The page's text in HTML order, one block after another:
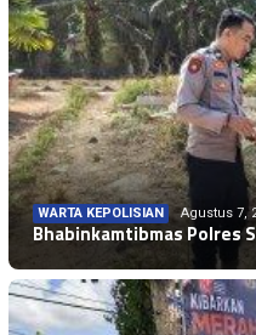
WARTA KEPOLISIAN Agustus 7,
Bhabinkamtibmas Polres